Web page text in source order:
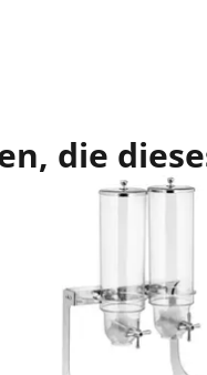
die